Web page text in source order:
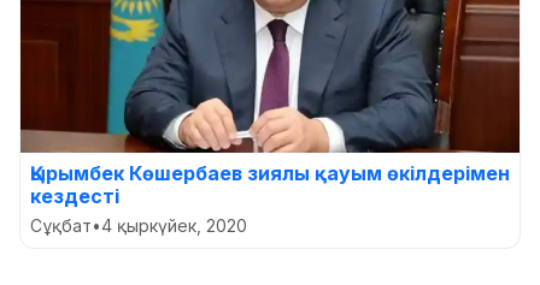
Қырымбек Көшербаев зиялы қауым өкілдерімен
кездесті
Сұқбат•4 қыркүйек, 2020